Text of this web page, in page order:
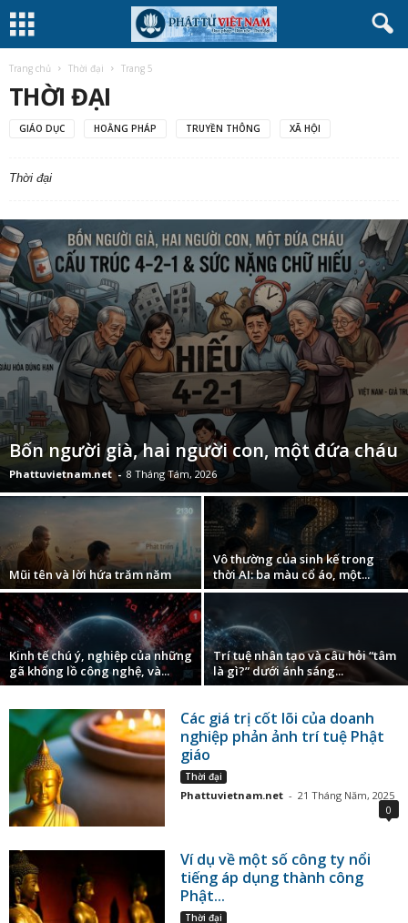
Trang chủ Thời đại Trang 5
THỜI ĐẠI
GIÁO DỤC HOẰNG PHÁP TRUYỀN THÔNG XÃ HỘI
Thời đại
Bốn người già, hai người con, một đứa cháu
Phattuvietnam.net - 8 Tháng Tám, 2026
Mũi tên và lời hứa trăm năm
Vô thường của sinh kế trong
thời AI: ba màu cổ áo, một...
Kinh tế chú ý, nghiệp của những
gã khổng lồ công nghệ, và...
Trí tuệ nhân tạo và câu hỏi “tâm
là gì?” dưới ánh sáng...
Các giá trị cốt lõi của doanh
nghiệp phản ảnh trí tuệ Phật
giáo
Thời đại
Phattuvietnam.net - 21 Tháng Năm, 2025
0
Ví dụ về một số công ty nổi
tiếng áp dụng thành công
Phật...
Thời đại